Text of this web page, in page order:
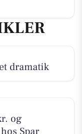
dramatik
og